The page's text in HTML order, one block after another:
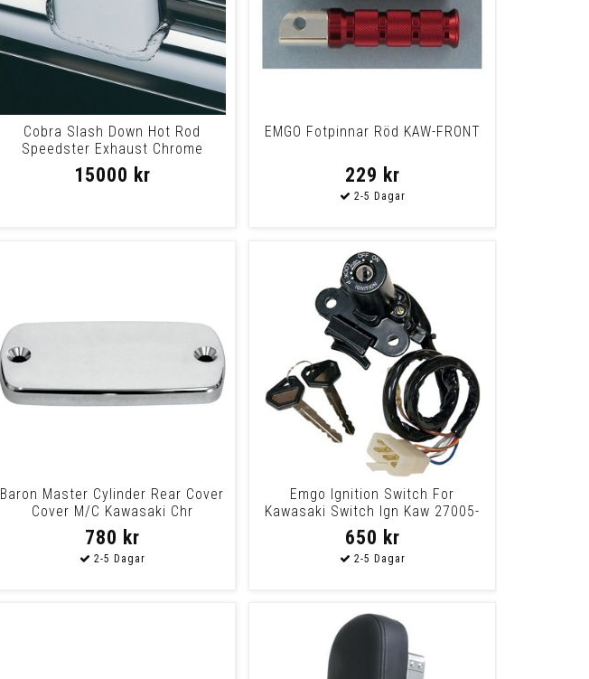
Cobra Slash Down Hot Rod
Speedster Exhaust Chrome
Exhausts Spd S/D Vn1
15000 kr
EMGO Fotpinnar Röd KAW-FRONT
229 kr
Baron Master Cylinder Rear Cover
Cover M/C Kawasaki Chr
780 kr
Emgo Ignition Switch For
Kawasaki Switch Ign Kaw 27005-
1169
650 kr